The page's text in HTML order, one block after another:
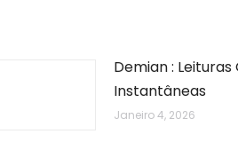
Demian : Leituras
Instantâneas
Janeiro 4, 2026